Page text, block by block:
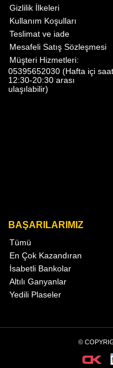
Gizlilik İlkeleri
Kullanım Koşulları
Teslimat ve iade
Mesafeli Satış Sözleşmesi
Müşteri Hizmetleri:
05395652030 (Hafta içi saat
12:30-20:30 arası
ulaşılabilir)
BAŞARILARIMIZ
Tümü
En Çok Kazandıran
İsabetli Bankolar
Altılı Ganyanlar
Yedili Plaseler
©